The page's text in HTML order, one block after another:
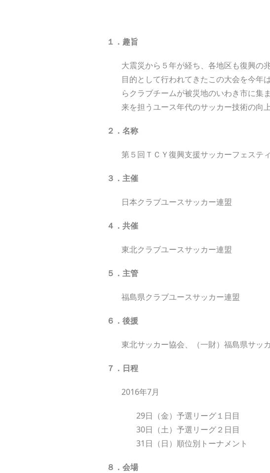
１．趣旨
大震災から５年が経ち、各地区も復興の
目的として行われてきたこの大会を今年
らクラブチームが被災地のいわき市に集
来を担うユース年代のサッカー技術の向
２．名称
第５回ＴＣＹ復興支援サッカーフェステ
３．主催
日本クラブユースサッカー連盟
４．共催
東北クラブユースサッカー連盟
５．主管
福島県クラブユースサッカー連盟
６．後援
東北サッカー協会、（一財）福島県サッ
７．日程
2016年7月
29日（金）予選リーグ１日目
30日（土）予選リーグ２日目
31日（日）順位別トーナメント
８．会場